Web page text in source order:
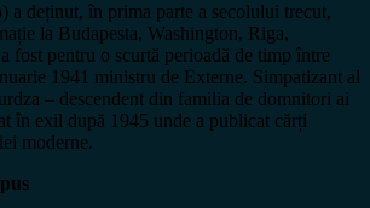
a deținut, în prima parte a secolului trecut,
la Budapesta, Washington, Riga,
fost pentru o scurtă perioadă de timp între
1941 ministru de Externe. Simpatizant al
– descendent din familia de domnitori ai
în exil după 1945 unde a publicat cărți
moderne.